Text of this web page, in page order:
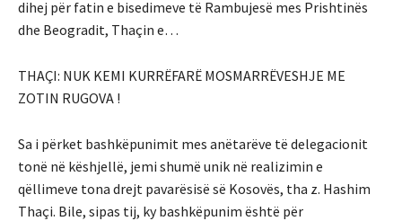
dihej për fatin e bisedimeve të Rambujesë mes Prishtinës
dhe Beogradit, Thaçin e…
THAÇI: NUK KEMI KURRËFARË MOSMARRËVESHJE ME
ZOTIN RUGOVA !
Sa i përket bashkëpunimit mes anëtarëve të delegacionit
tonë në këshjellë, jemi shumë unik në realizimin e
qëllimeve tona drejt pavarësisë së Kosovës, tha z. Hashim
Thaçi. Bile, sipas tij, ky bashkëpunim është për